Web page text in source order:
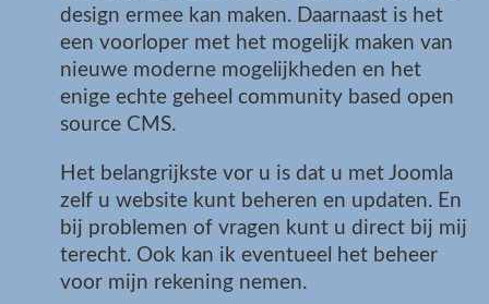
design ermee kan maken. Daarnaast is het
een voorloper met het mogelijk maken van
nieuwe moderne mogelijkheden en het
enige echte geheel community based open
source CMS.
Het belangrijkste vor u is dat u met Joomla
zelf u website kunt beheren en updaten. En
bij problemen of vragen kunt u direct bij mij
terecht. Ook kan ik eventueel het beheer
voor mijn rekening nemen.